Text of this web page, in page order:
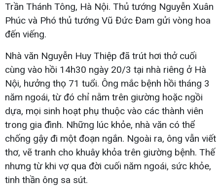
Trần Thánh Tông, Hà Nội. Thủ tướng Nguyễn Xuân
Phúc và Phó thủ tướng Vũ Đức Đam gửi vòng hoa
đến viếng.
Nhà văn Nguyễn Huy Thiệp đã trút hơi thở cuối
cùng vào hồi 14h30 ngày 20/3 tại nhà riêng ở Hà
Nội, hưởng thọ 71 tuổi. Ông mắc bệnh hồi tháng 3
năm ngoái, từ đó chỉ nằm trên giường hoặc ngồi
dựa, mọi sinh hoạt phụ thuộc vào các thành viên
trong gia đình. Những lúc khỏe, nhà văn có thể
chống gậy đi một đoạn ngắn. Ngoài ra, ông vẫn viết
thơ, vẽ tranh cho khuây khỏa trên giường bệnh. Thế
nhưng từ khi vợ qua đời cuối năm ngoái, sức khỏe,
tinh thần ông sa sút.